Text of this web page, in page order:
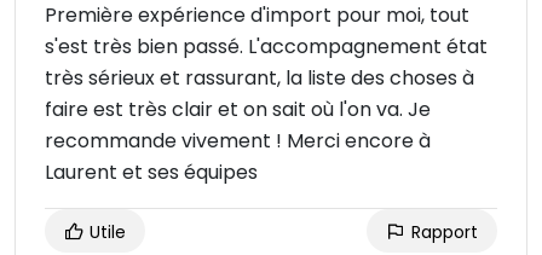
Première expérience d'import pour moi, tout
s'est très bien passé. L'accompagnement état
très sérieux et rassurant, la liste des choses à
faire est très clair et on sait où l'on va. Je
recommande vivement ! Merci encore à
Laurent et ses équipes
Utile Rapport